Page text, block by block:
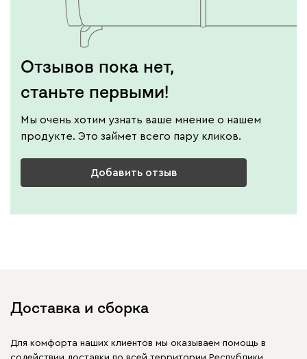
Отзывов пока нет,
станьте первыми!
Мы очень хотим узнать ваше мнение о нашем
продукте. Это займет всего пару кликов.
Добавить отзыв
Доставка и сборка
Для комфорта наших клиентов мы оказываем помощь в